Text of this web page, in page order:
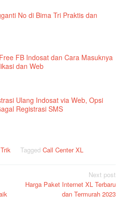
No di Bima Tri Praktis dan
FB Indosat dan Cara Masuknya
dan Web
Ulang Indosat via Web, Opsi
Registrasi SMS
Tagged Call Center XL
Next post
Harga Paket Internet XL Terbaru
dan Termurah 2023